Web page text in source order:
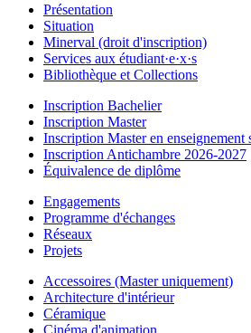
Présentation
Situation
Minerval (droit d'inscription)
Services aux étudiant·e·x·s
Bibliothèque et Collections
Inscription Bachelier
Inscription Master
Inscription Master en enseignement
Inscription Antichambre 2026-2027
Équivalence de diplôme
Engagements
Programme d'échanges
Réseaux
Projets
Accessoires (Master uniquement)
Architecture d'intérieur
Céramique
Cinéma d'animation